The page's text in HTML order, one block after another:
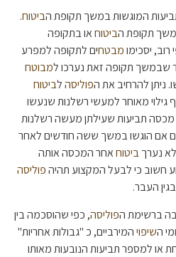
המוגשות במשך תקופת הביטוח.
תקופת הביטוחאו בתקופה
יסכימומבטחים לתקופה למפרע
שבמשך תקופה זאת נערכו למבוטח
ניתן להרחיב את הפוליסהלביטוח
גילוי מאוחר למעשי רשלנות שנעשו
מכסה תביעות שעילתן מעשה רשלנות
אם הוגשו במשך ששה חודשים לאחר
לא נערךביטוחאחר המכסה אותה
חשוב כי לבעל המקצוע תהיהפוליסה
בגין העבר.
ברשימת הפוליסה, כפי שהוסכמה בין
השיפויהמירביים, כ "גבולות אחריות"
או למספר תביעות הנובעות מאותו